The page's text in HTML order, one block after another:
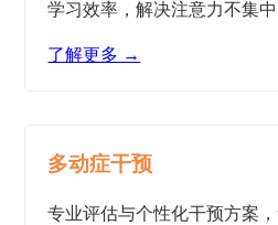
学习效率，解决注意力不集中
了解更多 →
多动症干预
专业评估与个性化干预方案